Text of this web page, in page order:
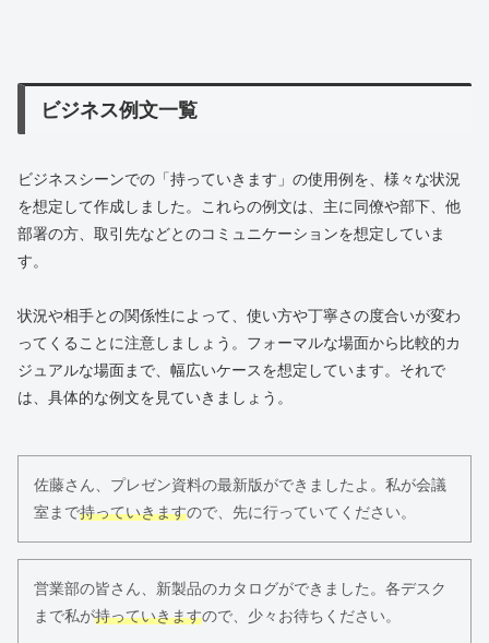
ビジネス例文一覧
ビジネスシーンでの「持っていきます」の使用例を、様々な状況
を想定して作成しました。これらの例文は、主に同僚や部下、他
部署の方、取引先などとのコミュニケーションを想定していま
す。
状況や相手との関係性によって、使い方や丁寧さの度合いが変わ
ってくることに注意しましょう。フォーマルな場面から比較的カ
ジュアルな場面まで、幅広いケースを想定しています。それで
は、具体的な例文を見ていきましょう。
佐藤さん、プレゼン資料の最新版ができましたよ。私が会議
室まで持っていきますので、先に行っていてください。
営業部の皆さん、新製品のカタログができました。各デスク
まで私が持っていきますので、少々お待ちください。